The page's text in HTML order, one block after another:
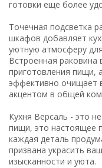
готовки еще более
Точечная подсветка
шкафов добавляет
уютную атмосферу
Встроенная раковина
приготовления пищи,
эффективно очищает
акцентом в общей
Кухня Версаль - это
пищи, это настоящее
каждая деталь
призвана украсить
изысканности и уюта.